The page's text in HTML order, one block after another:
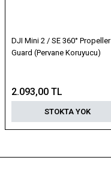
DJI Mini 2 / SE 360° Propeller
Guard (Pervane Koruyucu)
2.093,00 TL
STOKTA YOK